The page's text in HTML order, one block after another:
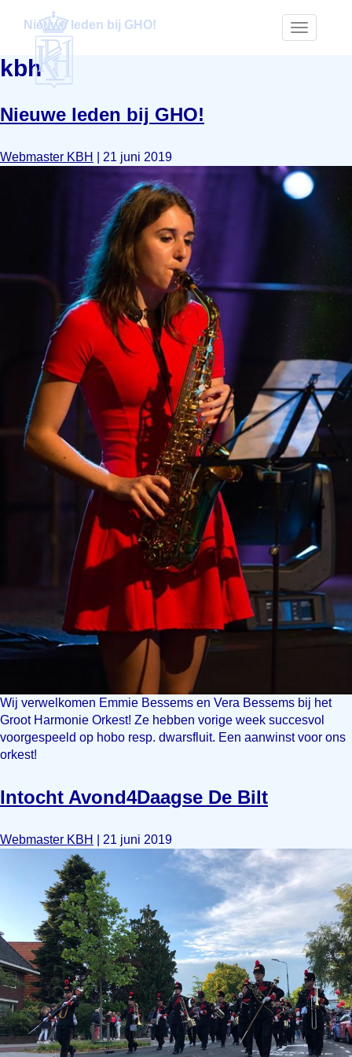
Toggle
Nieuwe leden bij GHO!
kbh
Nieuwe leden bij GHO!
Webmaster KBH 21 juni 2019
Wij verwelkomen Emmie Bessems en Vera Bessems bij het
Groot Harmonie Orkest! Ze hebben vorige week succesvol
voorgespeeld op hobo resp. dwarsfluit. Een aanwinst voor ons
orkest!
Intocht Avond4Daagse De Bilt
Webmaster KBH 21 juni 2019